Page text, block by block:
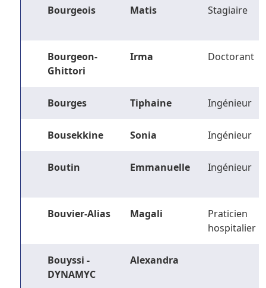
Bourgeois Matis Stagiaire
Bourgeon-
Ghittori
Irma Doctorant
Bourges Tiphaine Ingénieur
Bousekkine Sonia Ingénieur
Boutin Emmanuelle Ingénieur
Bouvier-Alias Magali
Praticien
hospitalier
Bouyssi -
DYNAMYC
Alexandra